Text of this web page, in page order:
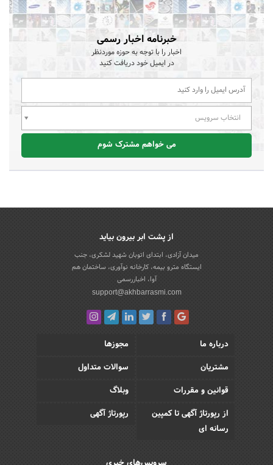
خبرنامه اخبار رسمی
اخبار را با توجه به حوزه موردنظر
در ایمیل خود دریافت کنید
انتخاب سرویس
می خواهم مشترک شوم
از پشت ابر بیرون بیاید
میدان آزادی، ابتدای اتوبان شهید لشکری، جنب
ایستگاه مترو بیمه، کارخانه نوآوری، ساختمان هم
آوا، اخباررسمی
support@akhbarrasmi.com
درباره ما
مجوزها
مشتریان
سوالات متداول
قوانین و مقررات
وبلاگ
از رپورتاژ آگهی تا کمپین
رسانه ای
رپورتاژ آگهی